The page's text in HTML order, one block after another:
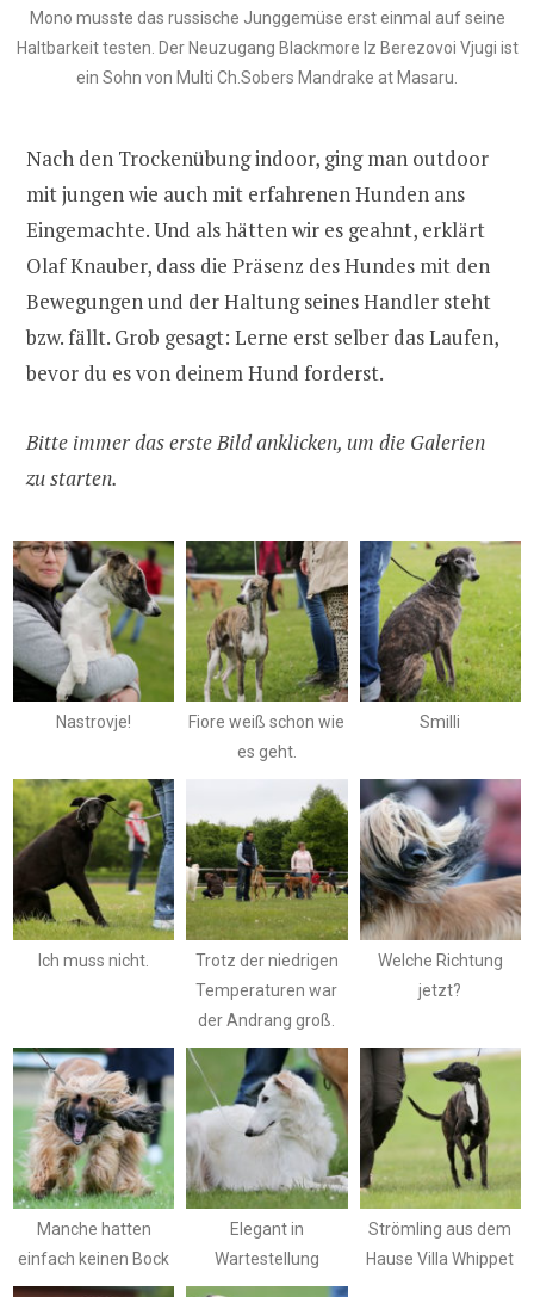
Mono musste das russische Junggemüse erst einmal auf seine
Haltbarkeit testen. Der Neuzugang Blackmore Iz Berezovoi Vjugi ist
ein Sohn von Multi Ch.Sobers Mandrake at Masaru.
Nach den Trockenübung indoor, ging man outdoor
mit jungen wie auch mit erfahrenen Hunden ans
Eingemachte. Und als hätten wir es geahnt, erklärt
Olaf Knauber, dass die Präsenz des Hundes mit den
Bewegungen und der Haltung seines Handler steht
bzw. fällt. Grob gesagt: Lerne erst selber das Laufen,
bevor du es von deinem Hund forderst.
Bitte immer das erste Bild anklicken, um die Galerien
zu starten.
Nastrovje!
Fiore weiß schon wie
es geht.
Smilli
Ich muss nicht.
Trotz der niedrigen
Temperaturen war
der Andrang groß.
Welche Richtung
jetzt?
Manche hatten
einfach keinen Bock
Elegant in
Wartestellung
Strömling aus dem
Hause Villa Whippet